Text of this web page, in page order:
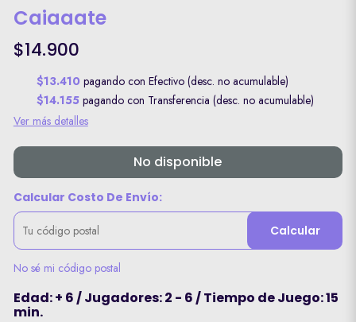
Caiaaate
$14.900
$13.410 pagando con Efectivo (desc. no acumulable)
$14.155 pagando con Transferencia (desc. no acumulable)
Ver más detalles
No disponible
Calcular Costo De Envío:
Calcular
No sé mi código postal
Edad: + 6 / Jugadores: 2 - 6 / Tiempo de Juego: 15
min.